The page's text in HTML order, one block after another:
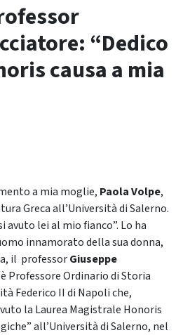
“Dedico
causa a mia
a mia moglie, Paola Volpe,
Greca all’Università di Salerno.
avuto lei al mio fianco”. Lo ha
innamorato della sua donna,
il professorGiuseppe
è Professore Ordinario di Storia
Federico II di Napoli che,
la Laurea Magistrale Honoris
all’Università di Salerno, nel